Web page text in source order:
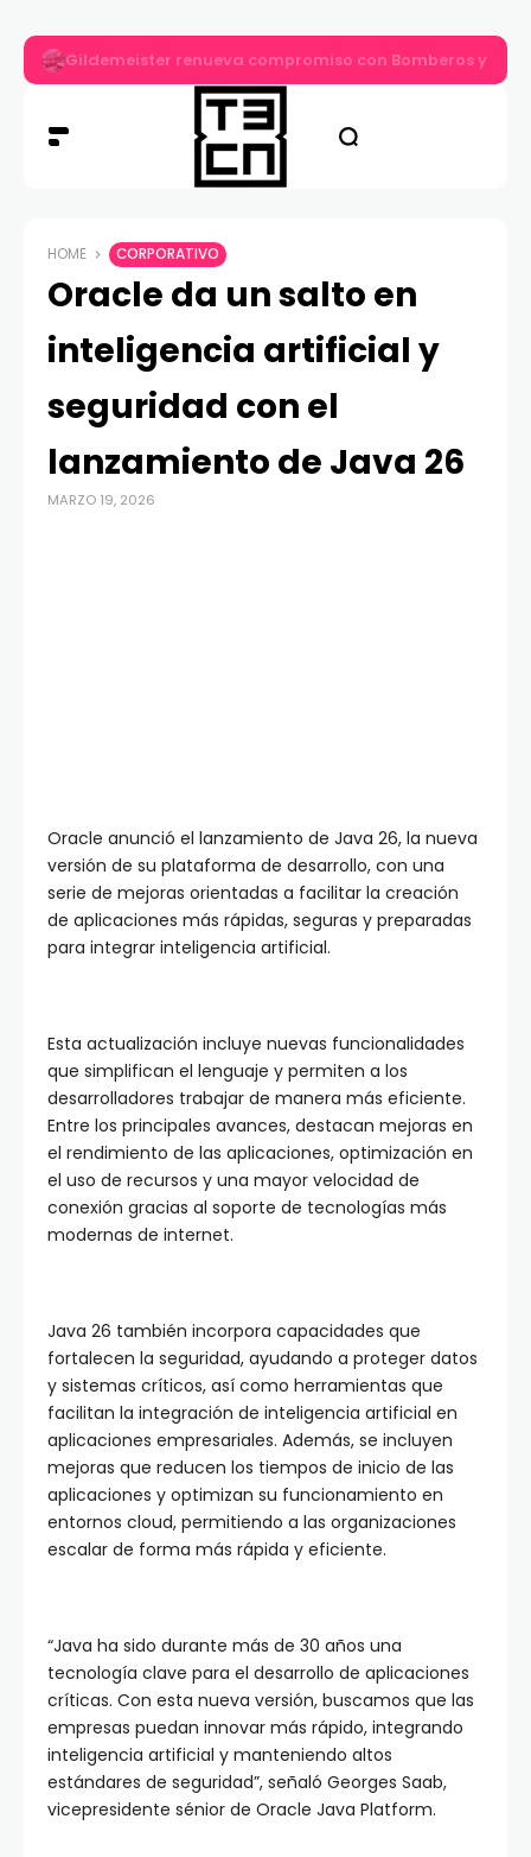
Gildemeister renueva compromiso con Bomberos y
HOME CORPORATIVO
Oracle da un salto en
inteligencia artificial y
seguridad con el
lanzamiento de Java 26
MARZO 19, 2026
Oracle anunció el lanzamiento de Java 26, la nueva
versión de su plataforma de desarrollo, con una
serie de mejoras orientadas a facilitar la creación
de aplicaciones más rápidas, seguras y preparadas
para integrar inteligencia artificial.
Esta actualización incluye nuevas funcionalidades
que simplifican el lenguaje y permiten a los
desarrolladores trabajar de manera más eficiente.
Entre los principales avances, destacan mejoras en
el rendimiento de las aplicaciones, optimización en
el uso de recursos y una mayor velocidad de
conexión gracias al soporte de tecnologías más
modernas de internet.
Java 26 también incorpora capacidades que
fortalecen la seguridad, ayudando a proteger datos
y sistemas críticos, así como herramientas que
facilitan la integración de inteligencia artificial en
aplicaciones empresariales. Además, se incluyen
mejoras que reducen los tiempos de inicio de las
aplicaciones y optimizan su funcionamiento en
entornos cloud, permitiendo a las organizaciones
escalar de forma más rápida y eficiente.
“Java ha sido durante más de 30 años una
tecnología clave para el desarrollo de aplicaciones
críticas. Con esta nueva versión, buscamos que las
empresas puedan innovar más rápido, integrando
inteligencia artificial y manteniendo altos
estándares de seguridad”, señaló Georges Saab,
vicepresidente sénior de Oracle Java Platform.